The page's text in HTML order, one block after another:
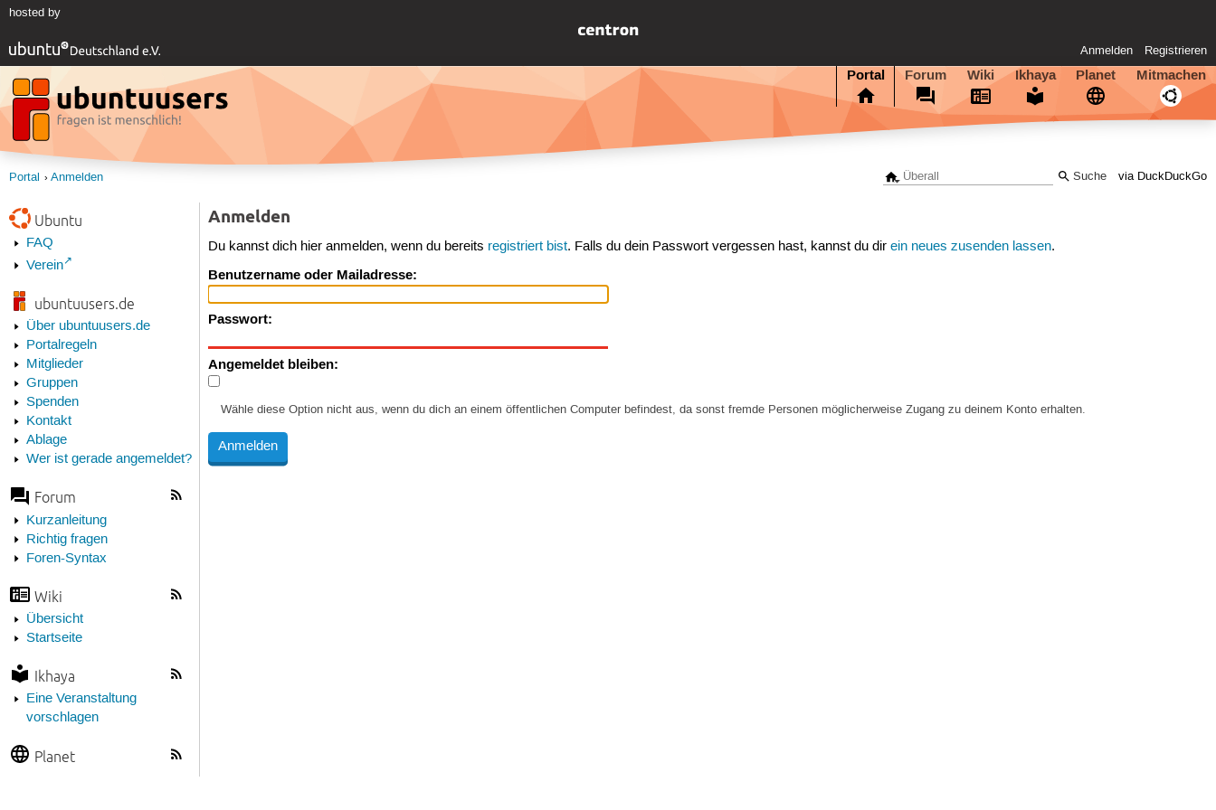
hosted by
Anmelden Registrieren
Portal Forum Wiki Ikhaya Planet Mitmachen
via DuckDuckGo
Portal Anmelden
Ubuntu
FAQ
Verein
ubuntuusers.de
Über ubuntuusers.de
Portalregeln
Mitglieder
Gruppen
Spenden
Kontakt
Ablage
Wer ist gerade angemeldet?
Forum
Kurzanleitung
Richtig fragen
Foren-Syntax
Wiki
Übersicht
Startseite
Ikhaya
Eine Veranstaltung
vorschlagen
Planet
Anmelden
Du kannst dich hier anmelden, wenn du bereits registriert bist. Falls du dein Passwort vergessen hast, kannst du direin neues zusenden lassen.
Benutzername oder Mailadresse:
Passwort:
Angemeldet bleiben:
Wähle diese Option nicht aus, wenn du dich an einem öffentlichen Computer befindest, da sonst fremde Personen möglicherweise Zugang zu deinem Konto erhalten.